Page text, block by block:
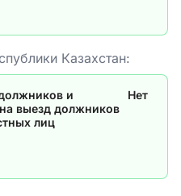
Казахстан:
и
выезд должников
лиц
Нет